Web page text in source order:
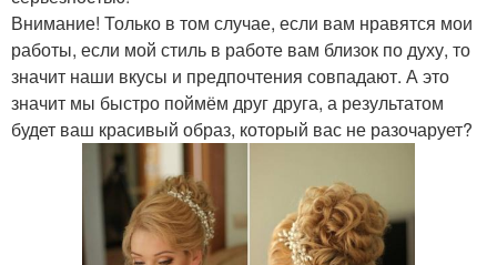
Внимание! Только в том случае, если вам нравятся мои
работы, если мой стиль в работе вам близок по духу, то
значит наши вкусы и предпочтения совпадают. А это
значит мы быстро поймём друг друга, а результатом
будет ваш красивый образ, который вас не разочарует?